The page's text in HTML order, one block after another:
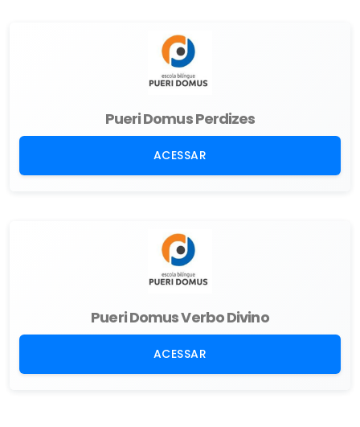
Pueri Domus Perdizes
ACESSAR
Pueri Domus Verbo Divino
ACESSAR